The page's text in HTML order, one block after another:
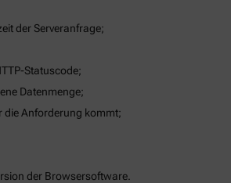
der Serveranfrage;
Statuscode;
Datenmenge;
die Anforderung kommt;
der Browsersoftware.